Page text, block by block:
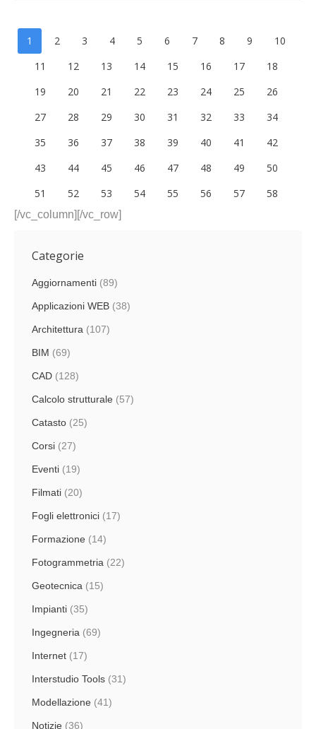
1 2 3 4 5 6 7 8 9
10
11
12 13 14 15 16 17
18
19
20 21 22 23 24 25
26
27
28 29 30 31 32 33
34
35
36 37 38 39 40 41
42
43
44 45 46 47 48 49
50
51
52 53 54 55 56 57 58
[/vc_column][/vc_row]
Categorie
Aggiornamenti (89)
Applicazioni WEB (38)
Architettura (107)
BIM (69)
CAD (128)
Calcolo strutturale (57)
Catasto (25)
Corsi (27)
Eventi (19)
Filmati (20)
Fogli elettronici (17)
Formazione (14)
Fotogrammetria (22)
Geotecnica (15)
Impianti (35)
Ingegneria (69)
Internet (17)
Interstudio Tools (31)
Modellazione (41)
Notizie (36)